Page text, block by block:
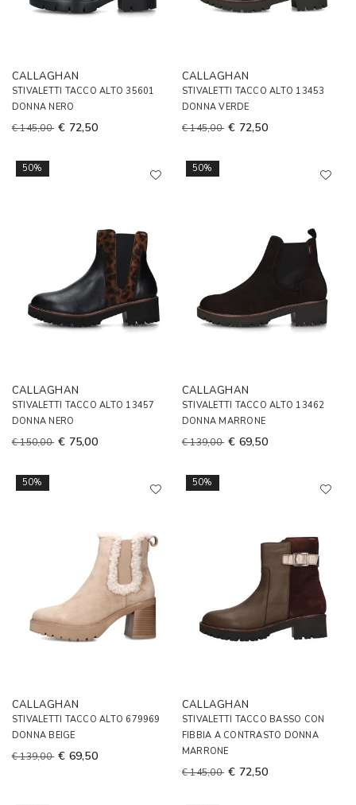
CALLAGHAN
STIVALETTI TACCO ALTO 35601
DONNA NERO
€ 145,00 € 72,50
CALLAGHAN
STIVALETTI TACCO ALTO 13453
DONNA VERDE
€ 145,00 € 72,50
50%
CALLAGHAN
STIVALETTI TACCO ALTO 13457
DONNA NERO
€ 150,00 € 75,00
50%
CALLAGHAN
STIVALETTI TACCO ALTO 13462
DONNA MARRONE
€ 139,00 € 69,50
50%
CALLAGHAN
STIVALETTI TACCO ALTO 679969
DONNA BEIGE
€ 139,00 € 69,50
50%
CALLAGHAN
STIVALETTI TACCO BASSO CON
FIBBIA A CONTRASTO DONNA
MARRONE
€ 145,00 € 72,50